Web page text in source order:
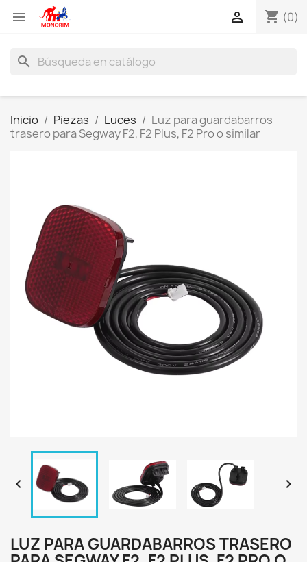
 shopping_cart (0)

search
Inicio Piezas Luces
Luz para guardabarros
trasero para Segway F2, F2 Plus, F2 Pro o similar
 
LUZ PARA GUARDABARROS TRASERO